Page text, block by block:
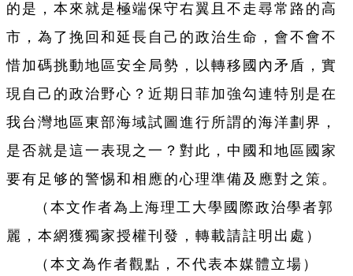
的是，本來就是極端保守右翼且不走尋常路的高
市，為了挽回和延長自己的政治生命，會不會不
惜加碼挑動地區安全局勢，以轉移國內矛盾，實
現自己的政治野心？近期日菲加強勾連特別是在
我台灣地區東部海域試圖進行所謂的海洋劃界，
是否就是這一表現之一？對此，中國和地區國家
要有足够的警惕和相應的心理準備及應對之策。
（本文作者為上海理工大學國際政治學者郭
麗，本網獲獨家授權刊發，轉載請註明出處）
（本文為作者觀點，不代表本媒體立場）